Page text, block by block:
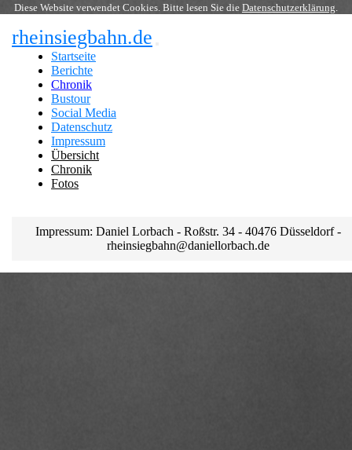
Diese Website verwendet Cookies. Bitte lesen Sie die Datenschutzerklärung.
rheinsiegbahn.de
Startseite
Berichte
Chronik
Bustour
Social Media
Datenschutz
Impressum
Übersicht
Chronik
Fotos
Impressum: Daniel Lorbach - Roßstr. 34 - 40476 Düsseldorf -
rheinsiegbahn@daniellorbach.de